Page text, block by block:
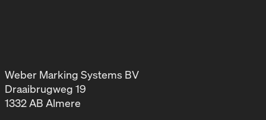
Weber Marking Systems BV
Draaibrugweg 19
1332 AB Almere